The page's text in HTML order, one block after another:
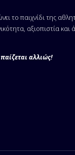
το παιχνίδι της
αξιοπιστία
αλλιώς!